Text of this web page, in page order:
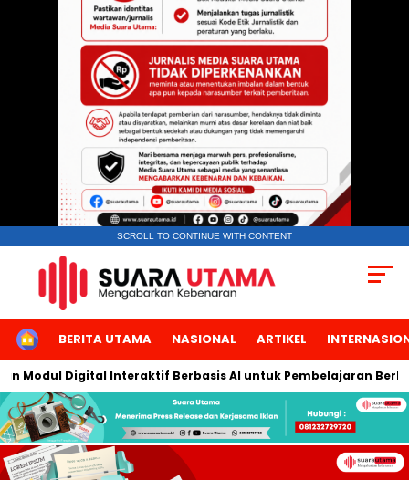
SCROLL TO CONTINUE WITH CONTENT
HOMEBERITA UTAMA NASIONAL ARTIKEL
Digital Interaktif Berbasis AI untuk Pembelajaran Berbicara